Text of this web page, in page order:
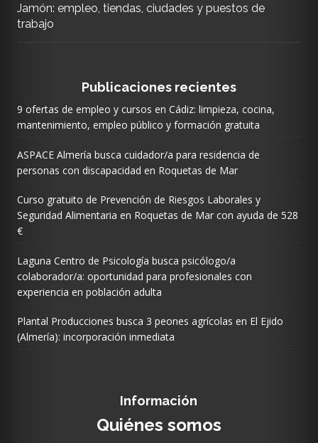
Jamón: empleo, tiendas, ciudades y puestos de
trabajo
Publicaciones recientes
9 ofertas de empleo y cursos en Cádiz: limpieza, cocina,
mantenimiento, empleo público y formación gratuita
ASPACE Almería busca cuidador/a para residencia de
personas con discapacidad en Roquetas de Mar
Curso gratuito de Prevención de Riesgos Laborales y
Seguridad Alimentaria en Roquetas de Mar con ayuda de 528
€
Laguna Centro de Psicología busca psicólogo/a
colaborador/a: oportunidad para profesionales con
experiencia en población adulta
Plantal Producciones busca 3 peones agrícolas en El Ejido
(Almería): incorporación inmediata
Información
Quiénes somos